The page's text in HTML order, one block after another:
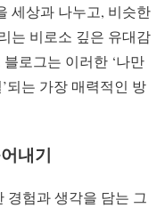
세상과 나누고, 비슷한
는 비로소 깊은 유대감
로그는 이러한 ‘나만
되는 가장 매력적인 방
내기
경험과 생각을 담는 그